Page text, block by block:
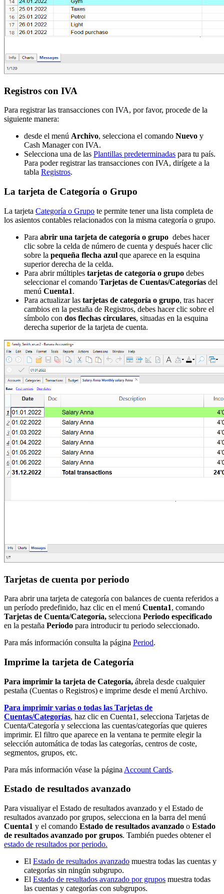
Registros con IVA
Para registrar las transacciones con IVA, por favor, procede de la
siguiente manera:
desde el menú Archivo, selecciona el comando Nuevo y
Cash Manager con IVA.
Selecciona una de las Plantillas predeterminadas para tu país.
Para poder registrar las transacciones con IVA, dirígete a la
tabla Registros.
La tarjeta de Categoría o Grupo
La tarjeta Categoría o Grupo te permite tener una lista completa de
los asientos contables relacionados con la misma categoría o grupo.
Para abrir una tarjeta de categoría o grupo debes hacer
clic sobre la celda de número de cuenta y después hacer clic
sobre la pequeña flecha azul que aparece en la esquina
superior derecha de la celda.
Para abrir múltiples tarjetas de categoría o grupo debes
seleccionar el comando Tarjetas de Cuentas/Categorías del
menú Cuenta1.
Para actualizar las tarjetas de categoría o grupo, tras hacer
cambios en la pestaña de Registros, debes hacer clic sobre el
símbolo con dos flechas circulares, situadas en la esquina
derecha superior de la tarjeta de cuenta.
Tarjetas de cuenta por periodo
Para abrir una tarjeta de categoría con balances de cuenta referidos a
un período predefinido, haz clic en el menú Cuenta1, comando
Tarjetas de Cuenta/Categoría, selecciona Periodo especificado
en la pestaña Periodo para introducir tu periodo seleccionado.
Para más información consulta la página Period.
Imprime la tarjeta de Categoría
Para imprimir la tarjeta de Categoría, ábrela desde cualquier
pestaña (Cuentas o Registros) e imprime desde el menú Archivo.
Para imprimir varias o todas las Tarjetas de
Cuentas/Categorías, haz clic en Cuenta1, selecciona Tarjetas de
Cuenta/Categoría y selecciona las cuentas/categorías que quieres
imprimir. El filtro que aparece en la ventana te permite elegir la
selección automática de todas las categorías, centros de coste,
segmentos, grupos, etc.
Para más información véase la página Account Cards.
Estado de resultados avanzado
Para visualiyar el Estado de resultados avanzado y el Estado de
resultados avanzado por grupos, selecciona en la barra del menú
Cuenta1 y el comando Estado de resultados avanzado o Estado
de resultados avanzado por grupos. También puedes obtener el
estado de resultados por periodo.
El Estado de resultados avanzado muestra todas las cuentas y
categorías sin ningún subgrupo.
El Estado de resultados avanzado por grupos muestra todas
las cuentas y categorías con subgrupos.